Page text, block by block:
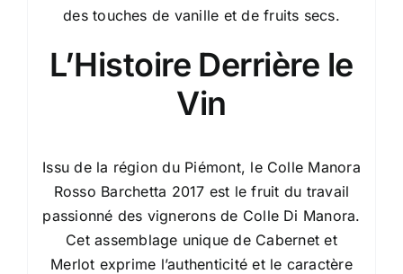
des touches de vanille et de fruits secs.
L’Histoire Derrière le
Vin
Issu de la région du Piémont, le Colle Manora
Rosso Barchetta 2017 est le fruit du travail
passionné des vignerons de Colle Di Manora.
Cet assemblage unique de Cabernet et
Merlot exprime l’authenticité et le caractère